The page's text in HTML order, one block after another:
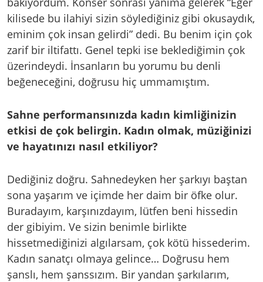
kilisede bu ilahiyi sizin söylediğiniz gibi okusaydık,
eminim çok insan gelirdi” dedi. Bu benim için çok
zarif bir iltifattı. Genel tepki ise beklediğimin çok
üzerindeydi. İnsanların bu yorumu bu denli
beğeneceğini, doğrusu hiç ummamıştım.
Sahne performansınızda kadın kimliğinizin
etkisi de çok belirgin. Kadın olmak, müziğinizi
ve hayatınızı nasıl etkiliyor?
Dediğiniz doğru. Sahnedeyken her şarkıyı baştan
sona yaşarım ve içimde her daim bir öfke olur.
Buradayım, karşınızdayım, lütfen beni hissedin
der gibiyim. Ve sizin benimle birlikte
hissetmediğinizi algılarsam, çok kötü hissederim.
Kadın sanatçı olmaya gelince… Doğrusu hem
şanslı, hem şanssızım. Bir yandan şarkılarım,